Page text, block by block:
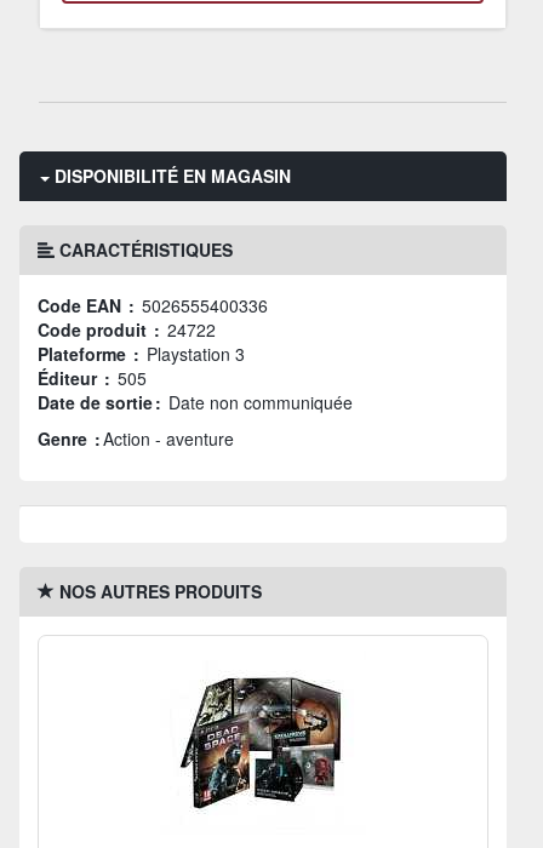
DISPONIBILITÉ EN MAGASIN
CARACTÉRISTIQUES
Code EAN : 5026555400336
Code produit : 24722
Plateforme : Playstation 3
Éditeur : 505
Date de sortie : Date non communiquée
Genre :Action - aventure
NOS AUTRES PRODUITS